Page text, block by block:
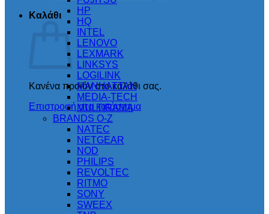
Καλάθι
Κανένα προϊόν στο καλάθι σας.
Επιστροφή στο κατάστημα
HP
HQ
INTEL
LENOVO
LEXMARK
LINKSYS
LOGILINK
MANHATTAN
MEDIA-TECH
MULTIRAMA
BRANDS O-Z
NATEC
NETGEAR
NOD
PHILIPS
REVOLTEC
RITMO
SONY
SWEEX